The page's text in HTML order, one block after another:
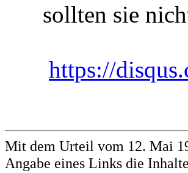
sollten sie
https://
Mit dem Urteil vom 12. Mai
Angabe eines Links die